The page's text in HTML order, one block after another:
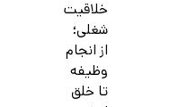
خلاقیت
شغلی؛
از انجام
وظیفه
تا خلق